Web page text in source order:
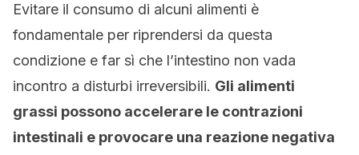
Evitare il consumo di alcuni alimenti è
fondamentale per riprendersi da questa
condizione e far sì che l’intestino non vada
incontro a disturbi irreversibili. Gli alimenti
grassi possono accelerare le contrazioni
intestinali e provocare una reazione negativa